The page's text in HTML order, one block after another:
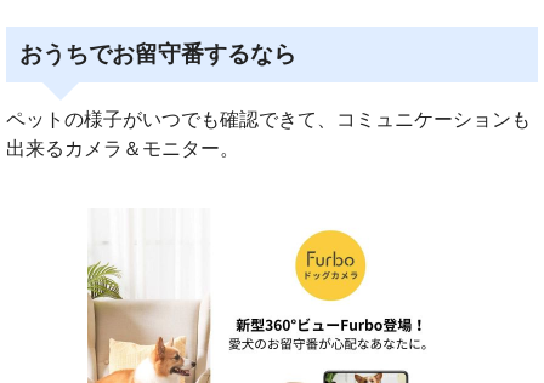
おうちでお留守番するなら
ペットの様子がいつでも確認できて、コミュニケーションも
出来るカメラ＆モニター。